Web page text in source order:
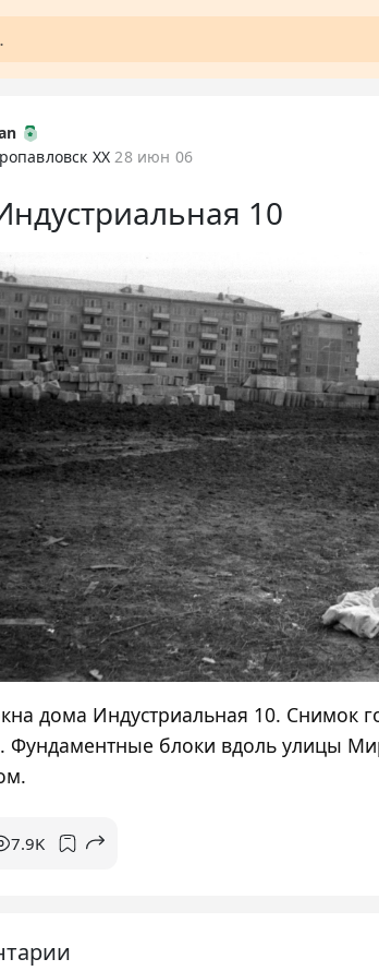
XX 28 июн 06
10
дома Индустриальная 10. Снимок
Фундаментные блоки вдоль улицы
7.9K